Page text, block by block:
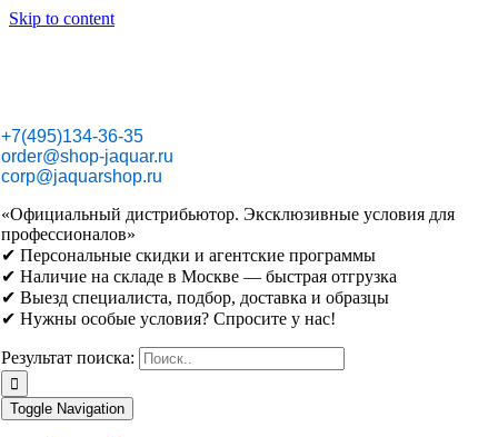
Skip to content
+7(495)134-36-35
order@shop-jaquar.ru
corp@jaquarshop.ru
«Официальный дистрибьютор. Эксклюзивные условия для
профессионалов»
✔ Персональные скидки и агентские программы
✔ Наличие на складе в Москве — быстрая отгрузка
✔ Выезд специалиста, подбор, доставка и образцы
✔ Нужны особые условия? Спросите у нас!
Результат поиска:
Toggle Navigation